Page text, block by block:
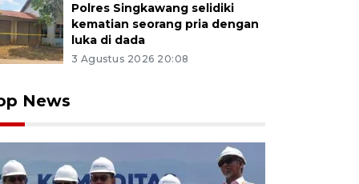
Polres Singkawang selidiki
kematian seorang pria dengan
luka di dada
3 Agustus 2026 20:08
News